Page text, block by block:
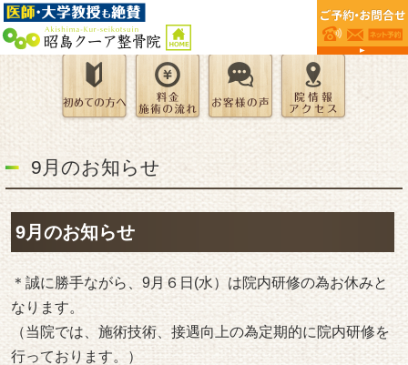
9月のお知らせ
9月のお知らせ
＊誠に勝手ながら、9月６日(水）は院内研修の為お休みと
なります。
（当院では、施術技術、接遇向上の為定期的に院内研修を
行っております。）